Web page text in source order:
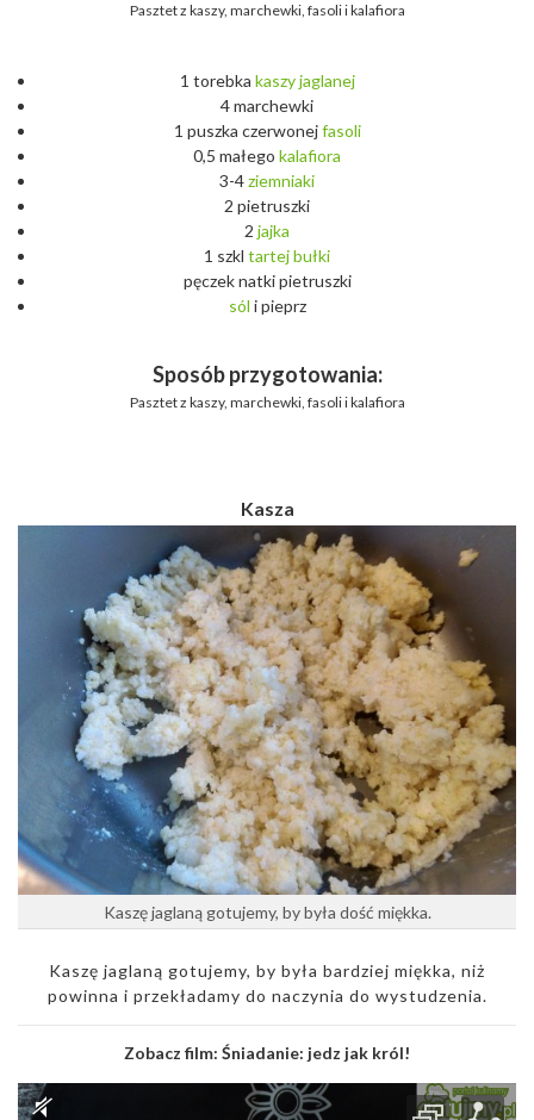
Pasztet z kaszy, marchewki, fasoli i kalafiora
1 torebka kaszy jaglanej
4 marchewki
1 puszka czerwonejfasoli
0,5 małego kalafiora
3-4ziemniaki
2 pietruszki
2 jajka
1 szkl tartejbułki
pęczek natki pietruszki
sól i pieprz
Sposób przygotowania:
Pasztet z kaszy, marchewki, fasoli i kalafiora
Kasza
Kaszę jaglaną gotujemy, by była dość miękka.
Kaszę jaglaną gotujemy, by była bardziej miękka, niż
powinna i przekładamy do naczynia do wystudzenia.
Zobacz film: Śniadanie: jedz jak król!